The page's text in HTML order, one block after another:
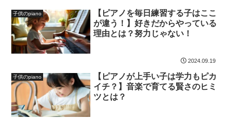
子供のpiano
【ピアノを毎日練習する子はここ
が違う！】好きだからやっている
理由とは？努力じゃない！
2024.09.19
子供のpiano
【ピアノが上手い子は学力もピカ
イチ？】音楽で育てる賢さのヒミ
ツとは？